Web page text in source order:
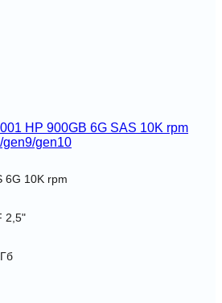
HP 900GB 6G SAS 10K rpm
gen9/gen10
6G 10K rpm
2,5"